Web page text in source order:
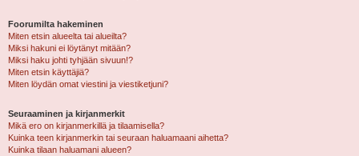
Foorumilta hakeminen
Miten etsin alueelta tai alueilta?
Miksi hakuni ei löytänyt mitään?
Miksi haku johti tyhjään sivuun!?
Miten etsin käyttäjiä?
Miten löydän omat viestini ja viestiketjuni?
Seuraaminen ja kirjanmerkit
Mikä ero on kirjanmerkillä ja tilaamisella?
Kuinka teen kirjanmerkin tai seuraan haluamaani aihetta?
Kuinka tilaan haluamani alueen?